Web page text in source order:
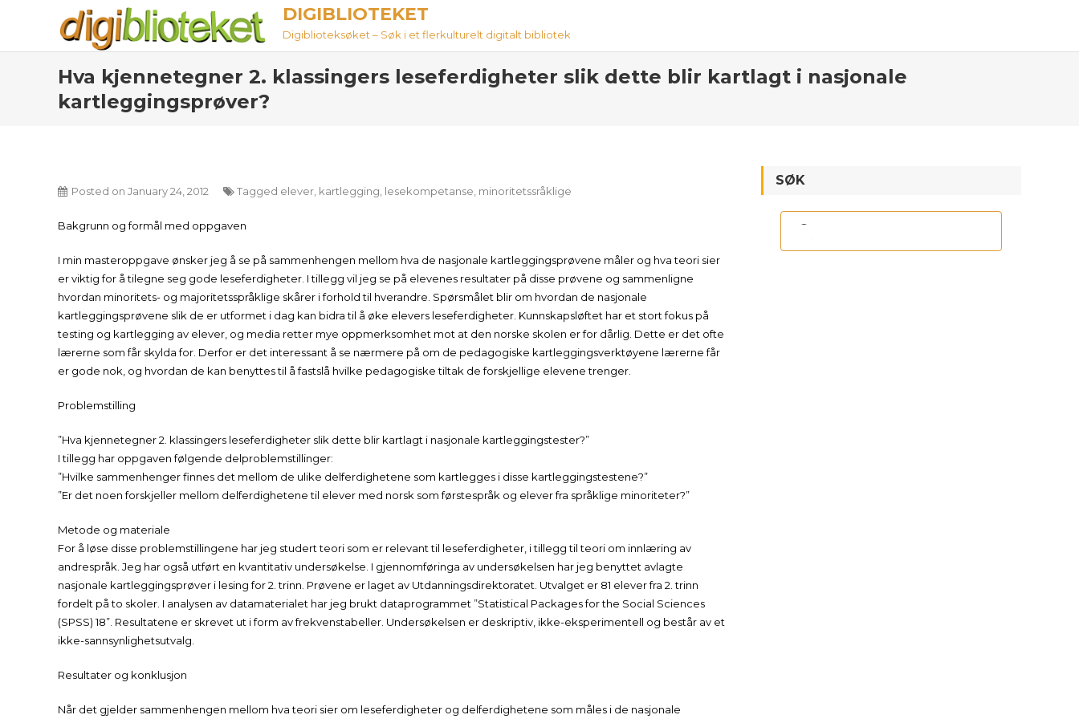
DIGIBLIOTEKET
Digiblioteksøket – Søk i et flerkulturelt digitalt bibliotek
Hva kjennetegner 2. klassingers leseferdigheter slik dette blir kartlagt i nasjonale
kartleggingsprøver?
Posted on January 24, 2012 Tagged elever kartlegging lesekompetanse minoritetssråklige
Bakgrunn og formål med oppgaven
I min masteroppgave ønsker jeg å se på sammenhengen mellom hva de nasjonale kartleggingsprøvene måler og hva teori sier
er viktig for å tilegne seg gode leseferdigheter. I tillegg vil jeg se på elevenes resultater på disse prøvene og sammenligne
hvordan minoritets- og majoritetsspråklige skårer i forhold til hverandre. Spørsmålet blir om hvordan de nasjonale
kartleggingsprøvene slik de er utformet i dag kan bidra til å øke elevers leseferdigheter. Kunnskapsløftet har et stort fokus på
testing og kartlegging av elever, og media retter mye oppmerksomhet mot at den norske skolen er for dårlig. Dette er det ofte
lærerne som får skylda for. Derfor er det interessant å se nærmere på om de pedagogiske kartleggingsverktøyene lærerne får
er gode nok, og hvordan de kan benyttes til å fastslå hvilke pedagogiske tiltak de forskjellige elevene trenger.
Problemstilling
”Hva kjennetegner 2. klassingers leseferdigheter slik dette blir kartlagt i nasjonale kartleggingstester?”
I tillegg har oppgaven følgende delproblemstillinger:
”Hvilke sammenhenger finnes det mellom de ulike delferdighetene som kartlegges i disse kartleggingstestene?”
”Er det noen forskjeller mellom delferdighetene til elever med norsk som førstespråk og elever fra språklige minoriteter?”
Metode og materiale
For å løse disse problemstillingene har jeg studert teori som er relevant til leseferdigheter, i tillegg til teori om innlæring av
andrespråk. Jeg har også utført en kvantitativ undersøkelse. I gjennomføringa av undersøkelsen har jeg benyttet avlagte
nasjonale kartleggingsprøver i lesing for 2. trinn. Prøvene er laget av Utdanningsdirektoratet. Utvalget er 81 elever fra 2. trinn
fordelt på to skoler. I analysen av datamaterialet har jeg brukt dataprogrammet ”Statistical Packages for the Social Sciences
(SPSS) 18”. Resultatene er skrevet ut i form av frekvenstabeller. Undersøkelsen er deskriptiv, ikke-eksperimentell og består av et
ikke-sannsynlighetsutvalg.
Resultater og konklusjon
Når det gjelder sammenhengen mellom hva teori sier om leseferdigheter og delferdighetene som måles i de nasjonale
SØK